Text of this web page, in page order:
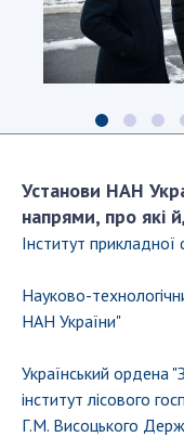
Установи НАН
напрями, про які
Інститут
Науково-
НАН України"
Український ордена
інститут лісового
Г.М. Висоцького